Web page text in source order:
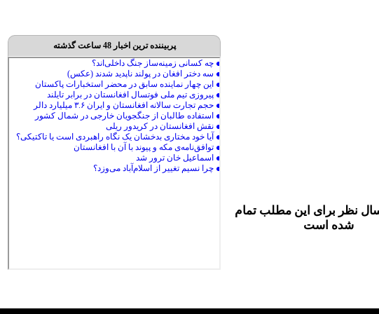
نظر برای این مطلب تمام
شده است
پربیننده ترین اخبار 48 ساعت گذشته